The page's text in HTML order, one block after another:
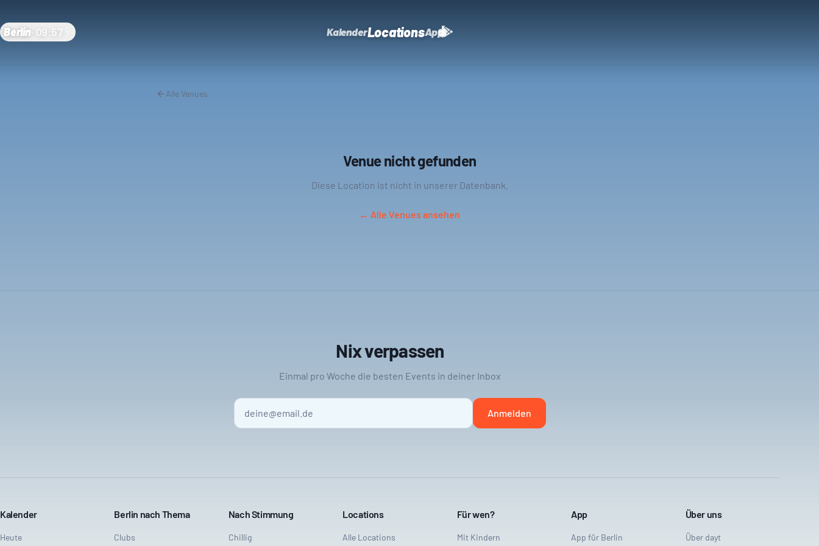
Berlin 09:57 KalenderLocationsApp
Alle Venues
Venue nicht gefunden
Diese Location ist nicht in unserer Datenbank.
← Alle Venues ansehen
Nix verpassen
Einmal pro Woche die besten Events in deiner Inbox
Anmelden
Kalender
Heute
Berlin nach Thema
Clubs
Nach Stimmung
Chillig
Locations
Alle Locations
Für wen?
Mit Kindern
App
App für Berlin
Über uns
Über dayt